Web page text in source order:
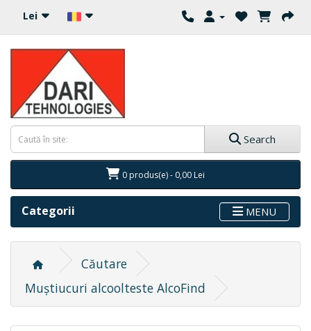
Lei
Search
0 produs(e) - 0,00 Lei
Categorii MENU
Căutare
Muștiucuri alcoolteste AlcoFind